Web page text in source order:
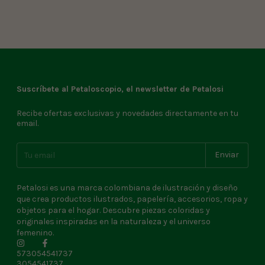
Suscríbete al Petaloscopio, el newsletter de Petalosi
Recibe ofertas exclusivas y novedades directamente en tu
email.
Petalosi es una marca colombiana de ilustración y diseño
que crea productos ilustrados, papelería, accesorios, ropa y
objetos para el hogar. Descubre piezas coloridas y
originales inspiradas en la naturaleza y el universo
femenino.
573054541737